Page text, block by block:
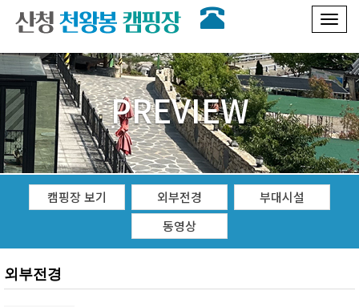
Toggle
PREVIEW
캠핑장 보기 외부전경
부대시설
동영상
외부전경